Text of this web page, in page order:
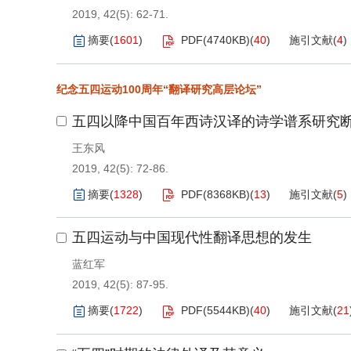
2019, 42(5): 62-71.
摘要(1601) PDF(4740KB)(40) 施引文献(4)
纪念五四运动100周年“翻译研究高层论坛”
五四以降中国百年西诗汉译的诗学谱系研究
王东风
2019, 42(5): 72-86.
摘要(1328) PDF(8368KB)(13) 施引文献(5)
五四运动与中国现代性翻译思想的发生
蓝红军
2019, 42(5): 87-95.
摘要(1722) PDF(5544KB)(40) 施引文献(21